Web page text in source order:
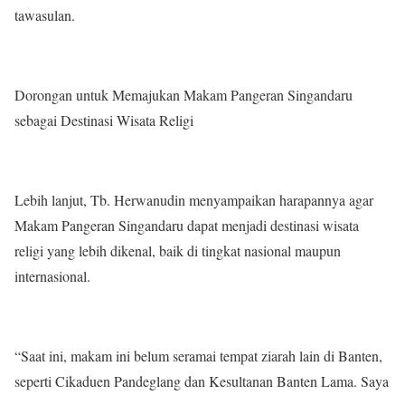
tawasulan.
Dorongan untuk Memajukan Makam Pangeran Singandaru
sebagai Destinasi Wisata Religi
Lebih lanjut, Tb. Herwanudin menyampaikan harapannya agar
Makam Pangeran Singandaru dapat menjadi destinasi wisata
religi yang lebih dikenal, baik di tingkat nasional maupun
internasional.
“Saat ini, makam ini belum seramai tempat ziarah lain di Banten,
seperti Cikaduen Pandeglang dan Kesultanan Banten Lama. Saya